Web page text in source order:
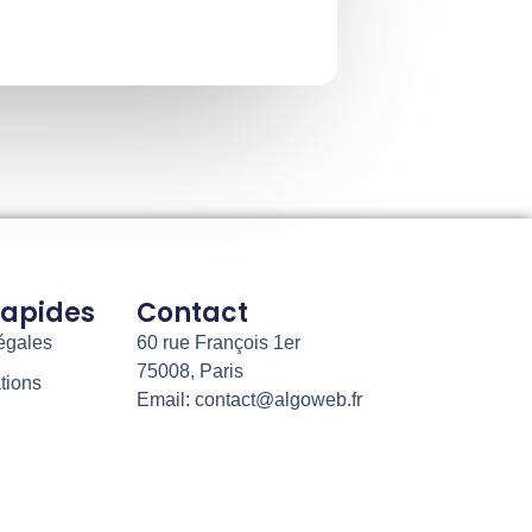
Contact
60 rue François 1er
75008, Paris
Email: contact@algoweb.fr